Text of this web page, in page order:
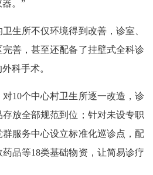
。”
所不仅环境得到改善，诊室、
善，甚至还配备了挂壁式全科诊
科手术。
个中心村卫生所逐一改造，诊
放全部规范到位；针对未设专职
服务中心设立标准化巡诊点，配
品等18类基础物资，让简易诊疗